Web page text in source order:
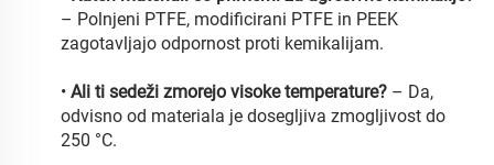
– Polnjeni PTFE, modificirani PTFE in PEEK
zagotavljajo odpornost proti kemikalijam.
• Ali ti sedeži zmorejo visoke temperature? – Da,
odvisno od materiala je dosegljiva zmogljivost do
250 °C.